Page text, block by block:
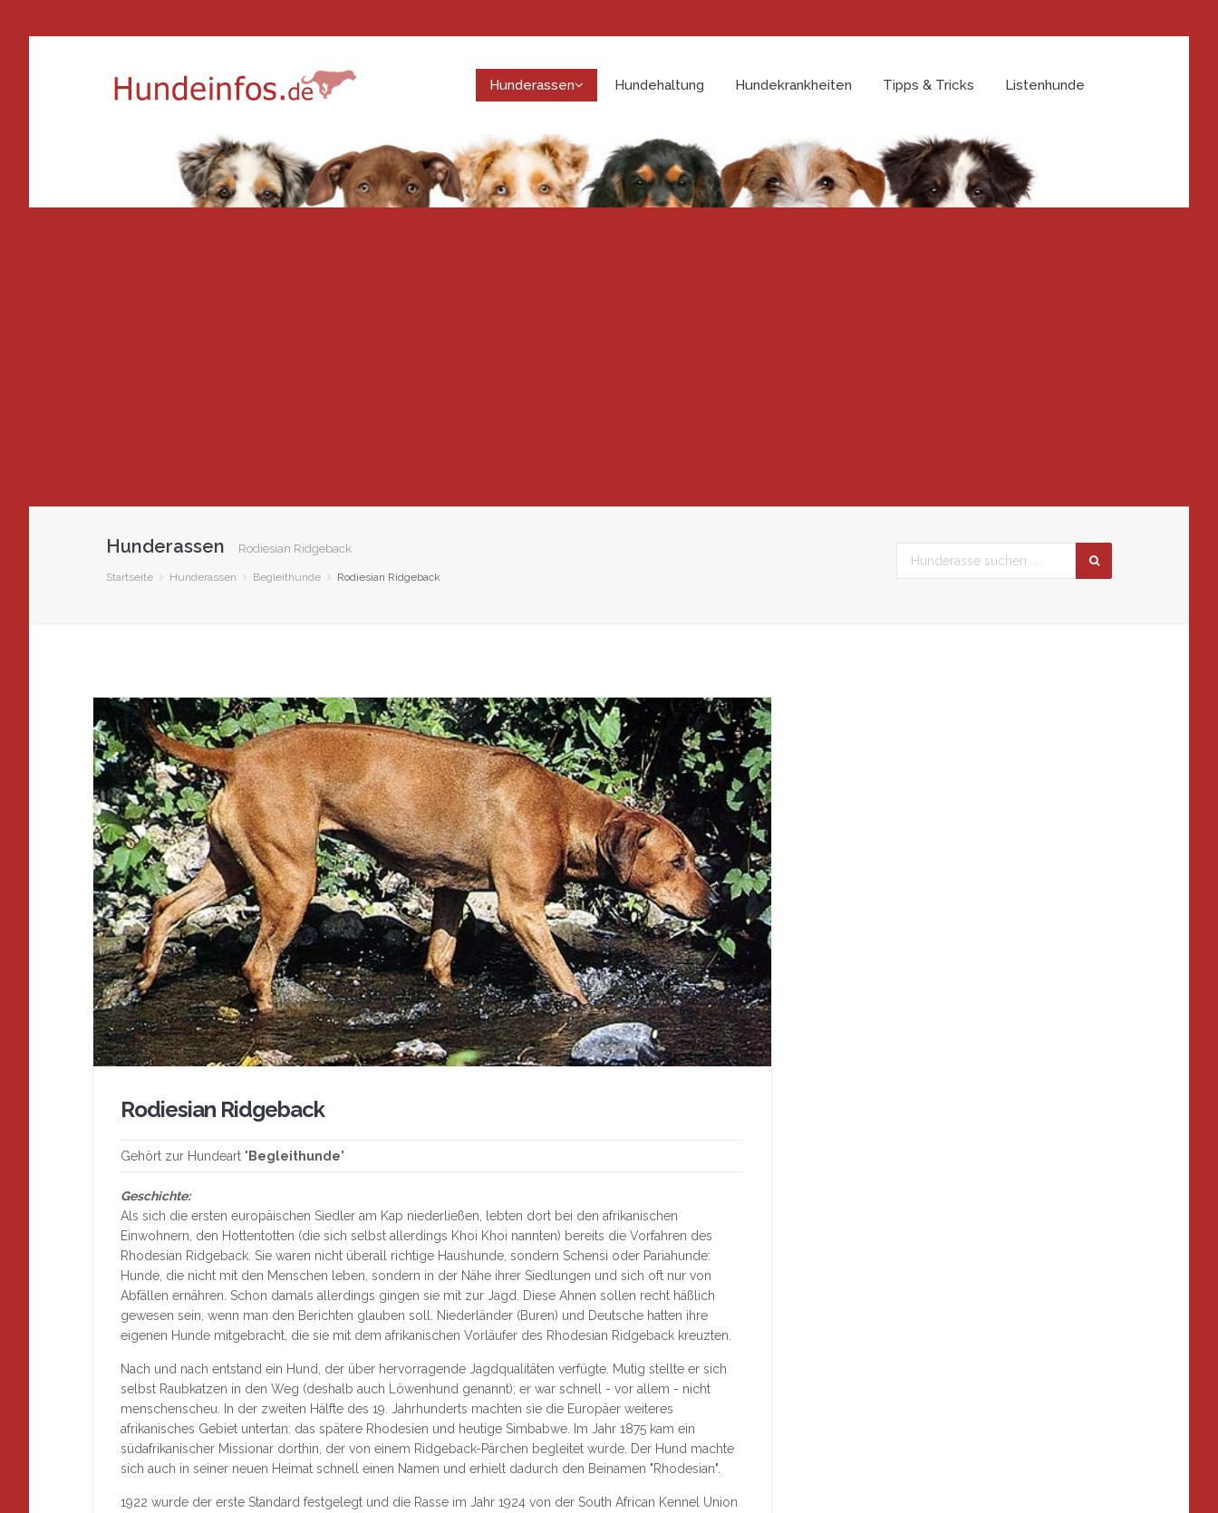
Hunderassen Hundehaltung Hundekrankheiten Tipps & Tricks Listenhunde
Hunderassen Rodiesian Ridgeback
Startseite Hunderassen Begleithunde Rodiesian Ridgeback
Rodiesian Ridgeback
Gehört zur Hundeart " Begleithunde"
Geschichte:
Als sich die ersten europäischen Siedler am Kap niederließen, lebten dort bei den afrikanischen
Einwohnern, den Hottentotten (die sich selbst allerdings Khoi Khoi nannten) bereits die Vorfahren des
Rhodesian Ridgeback. Sie waren nicht überall richtige Haushunde, sondern Schensi oder Pariahunde:
Hunde, die nicht mit den Menschen leben, sondern in der Nähe ihrer Siedlungen und sich oft nur von
Abfällen ernähren. Schon damals allerdings gingen sie mit zur Jagd. Diese Ahnen sollen recht häßlich
gewesen sein, wenn man den Berichten glauben soll. Niederländer (Buren) und Deutsche hatten ihre
eigenen Hunde mitgebracht, die sie mit dem afrikanischen Vorläufer des Rhodesian Ridgeback kreuzten.
Nach und nach entstand ein Hund, der über hervorragende Jagdqualitäten verfügte. Mutig stellte er sich
selbst Raubkatzen in den Weg (deshalb auch Löwenhund genannt); er war schnell - vor allem - nicht
menschenscheu. In der zweiten Hälfte des 19. Jahrhunderts machten sie die Europäer weiteres
afrikanisches Gebiet untertan: das spätere Rhodesien und heutige Simbabwe. Im Jahr 1875 kam ein
südafrikanischer Missionar dorthin, der von einem Ridgeback-Pärchen begleitet wurde. Der Hund machte
sich auch in seiner neuen Heimat schnell einen Namen und erhielt dadurch den Beinamen "Rhodesian".
1922 wurde der erste Standard festgelegt und die Rasse im Jahr 1924 von der South African Kennel Union